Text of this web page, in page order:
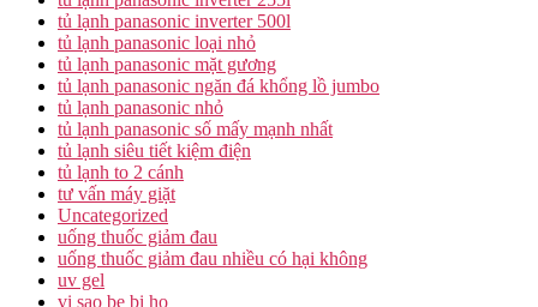
tủ lạnh panasonic inverter 500l
tủ lạnh panasonic loại nhỏ
tủ lạnh panasonic mặt gương
tủ lạnh panasonic ngăn đá khổng lồ jumbo
tủ lạnh panasonic nhỏ
tủ lạnh panasonic số mấy mạnh nhất
tủ lạnh siêu tiết kiệm điện
tủ lạnh to 2 cánh
tư vấn máy giặt
Uncategorized
uống thuốc giảm đau
uống thuốc giảm đau nhiều có hại không
uv gel
vi sao be bi ho